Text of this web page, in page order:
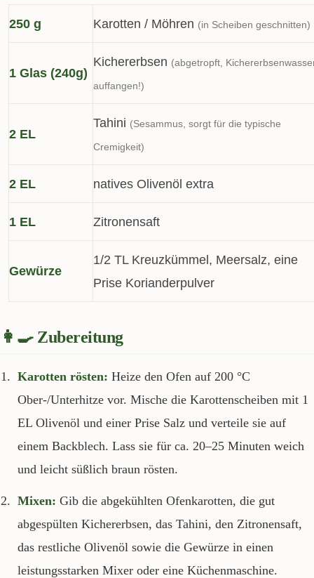
250 g Karotten / Möhren (in Scheiben geschnitten)
1 Glas (240g)
Kichererbsen (abgetropft,
auffangen!)
2 EL
Tahini (Sesammus, sorgt für die typische
Cremigkeit)
2 EL natives Olivenöl extra
1 EL Zitronensaft
Gewürze
1/2 TL Kreuzkümmel, Meersalz, eine
Prise Korianderpulver
👩‍🍳 Zubereitung
Karotten rösten: Heize den Ofen auf 200 °C
Ober-/Unterhitze vor. Mische die Karottenscheiben mit 1
EL Olivenöl und einer Prise Salz und verteile sie auf
einem Backblech. Lass sie für ca. 20–25 Minuten weich
und leicht süßlich braun rösten.
Mixen: Gib die abgekühlten Ofenkarotten, die gut
abgespülten Kichererbsen, das Tahini, den Zitronensaft,
das restliche Olivenöl sowie die Gewürze in einen
leistungsstarken Mixer oder eine Küchenmaschine.